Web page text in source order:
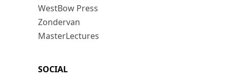
WestBow Press
Zondervan
MasterLectures
SOCIAL